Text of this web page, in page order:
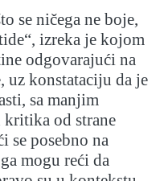
se ničega ne boje,
izreka je kojom
odgovarajući na
konstataciju da je
sa manjim
od strane
se posebno na
mogu reći da